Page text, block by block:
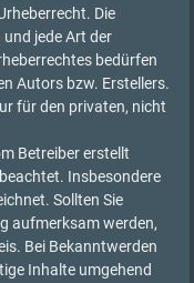
Die
jede Art der
bedürfen
Autors bzw. Erstellers.
für den privaten, nicht
Betreiber erstellt
Insbesondere
Sollten Sie
aufmerksam werden,
Bei Bekanntwerden
Inhalte umgehend